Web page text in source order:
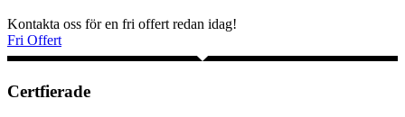
Kontakta oss för en fri offert redan idag!
Fri Offert
Certfierade